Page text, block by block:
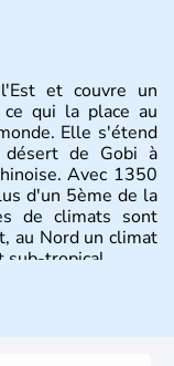
et couvre un
qui la place au
Elle s'étend
désert de Gobi à
Avec 1350
d'un 5ème de la
de climats sont
au Nord un climat
sub-tropical.